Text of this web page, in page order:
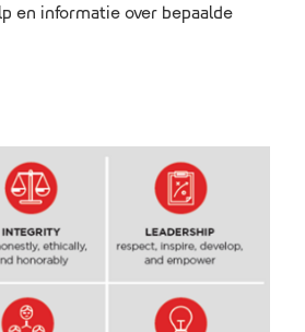
en informatie over bepaalde